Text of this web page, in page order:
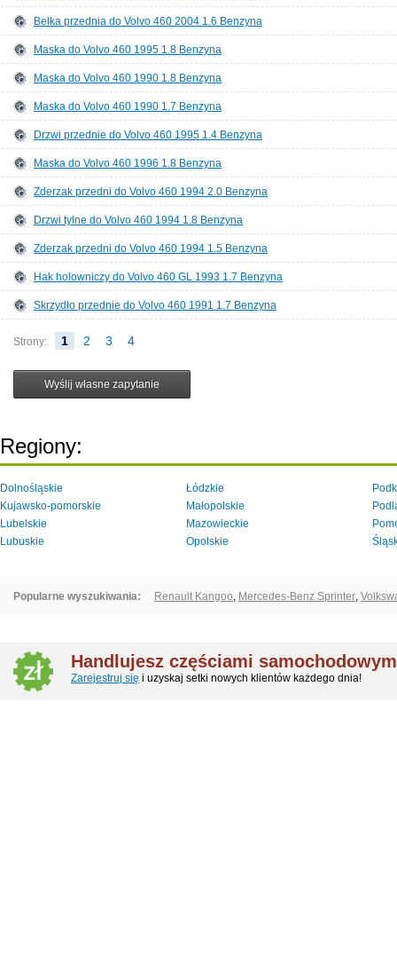
Belka przednia do Volvo 460 2004 1.6 Benzyna
Maska do Volvo 460 1995 1.8 Benzyna
Maska do Volvo 460 1990 1.8 Benzyna
Maska do Volvo 460 1990 1.7 Benzyna
Drzwi przednie do Volvo 460 1995 1.4 Benzyna
Maska do Volvo 460 1996 1.8 Benzyna
Zderzak przedni do Volvo 460 1994 2.0 Benzyna
Drzwi tylne do Volvo 460 1994 1.8 Benzyna
Zderzak przedni do Volvo 460 1994 1.5 Benzyna
Hak holowniczy do Volvo 460 GL 1993 1.7 Benzyna
Skrzydło przednie do Volvo 460 1991 1.7 Benzyna
Strony: 1 2 3 4
Regiony:
Dolnośląskie
Kujawsko-pomorskie
Lubelskie
Lubuskie
Łódzkie
Małopolskie
Mazowieckie
Opolskie
Popularne wyszukiwania: Renault Kangoo, Mercedes-Benz Sprinter,
Handlujesz częściami
Zarejestruj się i uzyskaj setki nowych klientów każdego dnia!